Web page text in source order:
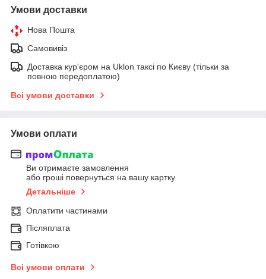
Умови доставки
Нова Пошта
Самовивіз
Доставка кур'єром на Uklon таксі по Києву (тільки за
повною передоплатою)
Всі умови доставки
Умови оплати
Ви отримаєте замовлення
або гроші повернуться на вашу картку
Детальніше
Оплатити частинами
Післяплата
Готівкою
Всі умови оплати